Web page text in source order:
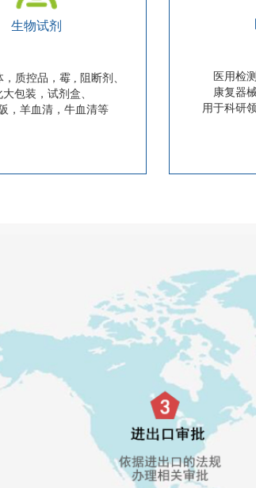
生物试剂
质控品，霉 , 阻断剂、
包装，试剂盒、
，羊血清，牛血清等
医用检
康复器
用于科研